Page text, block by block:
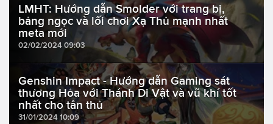
LMHT: Hướng dẫn Smolder với trang bị,
bảng ngọc và lối chơi Xạ Thủ mạnh nhất
meta mới
02/02/2024 09:03
Genshin Impact - Hướng dẫn Gaming sát
thương Hỏa với Thánh Di Vật và vũ khí tốt
nhất cho tân thủ
31/01/2024 10:09